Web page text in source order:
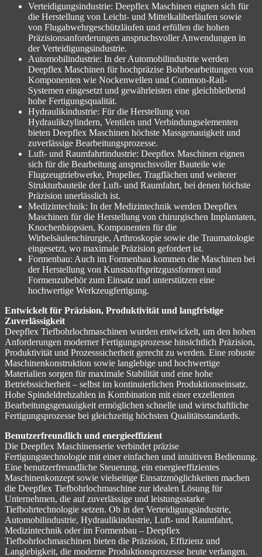
Verteidigungsindustrie: Deepflex Maschinen eignen sich für
die Herstellung von Leicht- und Mittelkaliberläufen sowie
von Flugabwehrgeschützläufen und erfüllen die hohen
Präzisionsanforderungen anspruchsvoller Anwendungen in
der Verteidigungsindustrie.
Automobilindustrie: In der Automobilindustrie werden
Deepflex Maschinen für hochpräzise Bohrbearbeitungen von
Komponenten wie Nockenwellen und Common-Rail-
Systemen eingesetzt und gewährleisten eine gleichbleibend
hohe Fertigungsqualität.
Hydraulikindustrie: Für die Herstellung von
Hydraulikzylindern, Ventilen und Verbindungselementen
bieten Deepflex Maschinen höchste Massgenauigkeit und
zuverlässige Bearbeitungsprozesse.
Luft- und Raumfahrtindustrie: Deepflex Maschinen eignen
sich für die Bearbeitung anspruchsvoller Bauteile wie
Flugzeugtriebwerke, Propeller, Tragflächen und weiterer
Strukturbauteile der Luft- und Raumfahrt, bei denen höchste
Präzision unerlässlich ist.
Medizintechnik: In der Medizintechnik werden Deepflex
Maschinen für die Herstellung von chirurgischen Implantaten,
Knochenbiopsien, Komponenten für die
Wirbelsäulenchirurgie, Arthroskopie sowie die Traumatologie
eingesetzt, wo maximale Präzision gefordert ist.
Formenbau: Auch im Formenbau kommen die Maschinen bei
der Herstellung von Kunststoffspritzgussformen und
Formenzubehör zum Einsatz und unterstützen eine
hochwertige Werkzeugfertigung.
Entwickelt für Präzision, Produktivität und langfristige
Zuverlässigkeit
Deepflex Tiefbohrlochmaschinen wurden entwickelt, um den hohen
Anforderungen moderner Fertigungsprozesse hinsichtlich Präzision,
Produktivität und Prozesssicherheit gerecht zu werden. Eine robuste
Maschinenkonstruktion sowie langlebige und hochwertige
Materialien sorgen für maximale Stabilität und eine hohe
Betriebssicherheit – selbst im kontinuierlichen Produktionseinsatz.
Hohe Spindeldrehzahlen in Kombination mit einer exzellenten
Bearbeitungsgenauigkeit ermöglichen schnelle und wirtschaftliche
Fertigungsprozesse bei gleichzeitig höchsten Qualitätsstandards.
Benutzerfreundlich und energieeffizient
Die Deepflex Maschinenserie verbindet präzise
Fertigungstechnologie mit einer einfachen und intuitiven Bedienung.
Eine benutzerfreundliche Steuerung, ein energieeffizientes
Maschinenkonzept sowie vielseitige Einsatzmöglichkeiten machen
die Deepflex Tiefbohrlochmaschine zur idealen Lösung für
Unternehmen, die auf zuverlässige und leistungsstarke
Tiefbohrtechnologie setzen. Ob in der Verteidigungsindustrie,
Automobilindustrie, Hydraulikindustrie, Luft- und Raumfahrt,
Medizintechnik oder im Formenbau – Deepflex
Tiefbohrlochmaschinen bieten die Präzision, Effizienz und
Langlebigkeit, die moderne Produktionsprozesse heute verlangen.